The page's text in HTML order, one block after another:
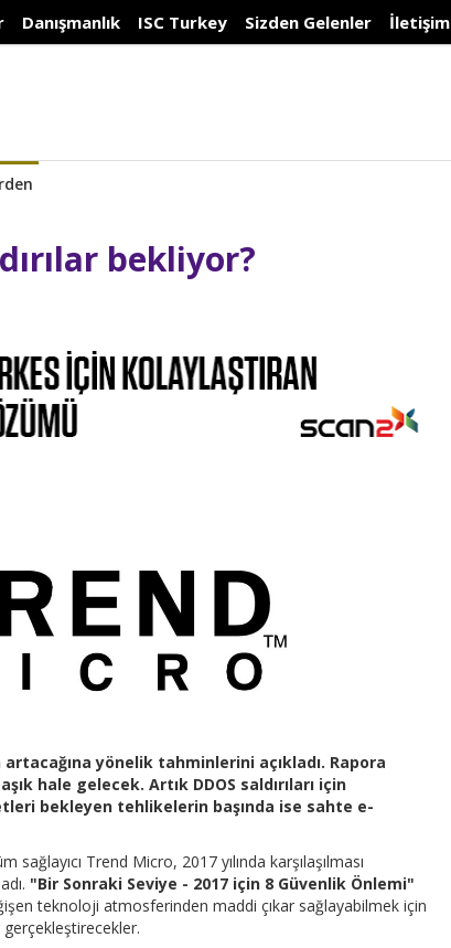
Danışmanlık ISC Turkey Sizden Gelenler İletişim
bekliyor?
yönelik tahminlerini açıkladı. Rapora
hale gelecek. Artık DDOS saldırıları için
bekleyen tehlikelerin başında ise sahte e-
Trend Micro, 2017 yılında karşılaşılması
"Bir Sonraki Seviye - 2017 için 8 Güvenlik Önlemi"
teknoloji atmosferinden maddi çıkar sağlayabilmek için